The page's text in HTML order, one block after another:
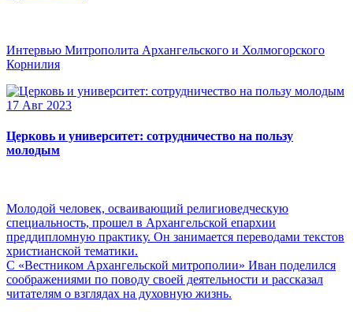
Интервью Митрополита Архангельского и Холмогорского
Корнилия
17 Авг 2023
Церковь и университет: сотрудничество на пользу
молодым
Молодой человек, осваивающий религиоведческую
специальность, прошел в Архангельской епархии
преддипломную практику. Он занимается переводами текстов
христианской тематики.
С «Вестником Архангельской митрополии» Иван поделился
соображениями по поводу своей деятельности и рассказал
читателям о взглядах на духовную жизнь.